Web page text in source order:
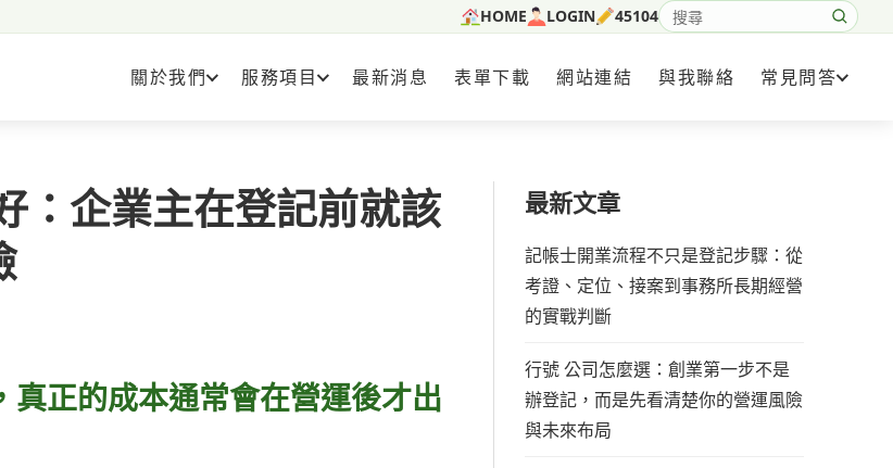
HOME LOGIN 45104
搜尋網站內容
關於我們
服務項目 最新消息 表單下載 網站連結 與我聯絡 常見問答
：企業主在登記前就該
正的成本通常會在營運後才出
最新文章
記帳士開業流程不只是登記步驟：從
考證、定位、接案到事務所長期經營
的實戰判斷
行號 公司怎麼選：創業第一步不是
辦登記，而是先看清楚你的營運風險
與未來布局